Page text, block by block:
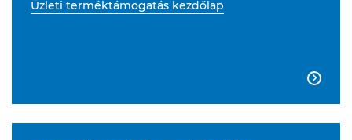
Üzleti terméktámogatás kezdőlap
